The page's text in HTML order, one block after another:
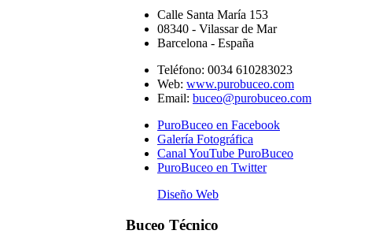
Calle Santa María 153
08340 - Vilassar de Mar
Barcelona - España
Teléfono: 0034 610283023
Web: www.purobuceo.com
Email: buceo@purobuceo.com
PuroBuceo en Facebook
Galería Fotográfica
Canal YouTube PuroBuceo
PuroBuceo en Twitter
Diseño Web
Buceo Técnico